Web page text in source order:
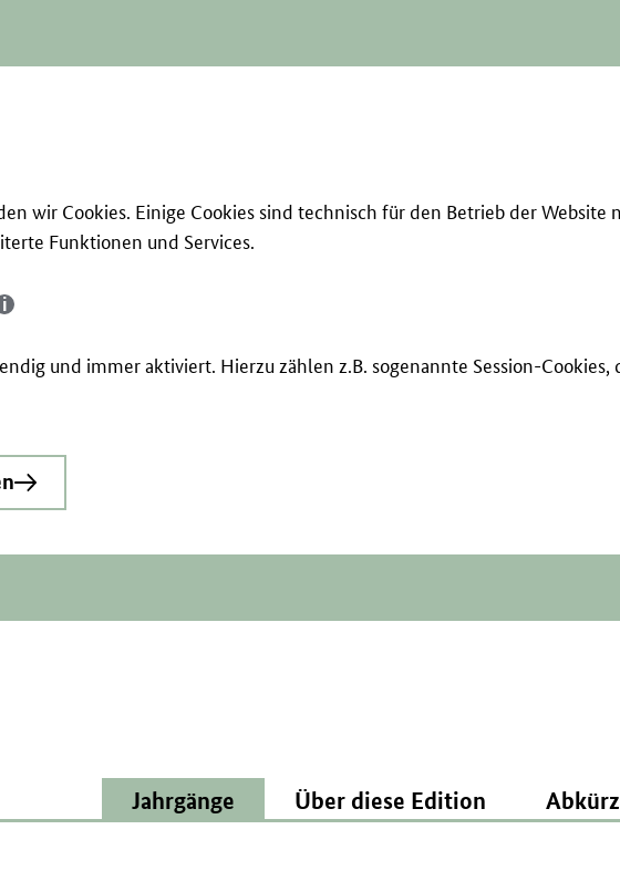
wir Cookies. Einige Cookies sind technisch für den Betrieb der Website
Funktionen und Services.
und immer aktiviert. Hierzu zählen z.B. sogenannte Session-Cookies,
Jahrgänge Über diese Edition